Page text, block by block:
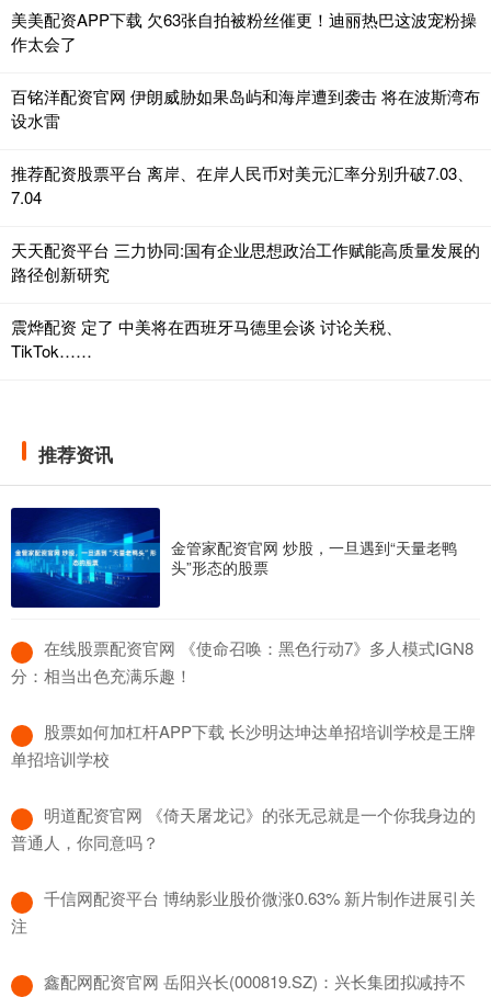
美美配资APP下载 欠63张自拍被粉丝催更！迪丽热巴这波宠粉操
作太会了
百铭洋配资官网 伊朗威胁如果岛屿和海岸遭到袭击 将在波斯湾布
设水雷
推荐配资股票平台 离岸、在岸人民币对美元汇率分别升破7.03、
7.04
天天配资平台 三力协同:国有企业思想政治工作赋能高质量发展的
路径创新研究
震烨配资 定了 中美将在西班牙马德里会谈 讨论关税、
TikTok……
推荐资讯
金管家配资官网 炒股，一旦遇到“天量老鸭
头”形态的股票
​在线股票配资官网 《使命召唤：黑色行动7》多人模式IGN8
分：相当出色充满乐趣！
​股票如何加杠杆APP下载 长沙明达坤达单招培训学校是王牌
单招培训学校
​明道配资官网 《倚天屠龙记》的张无忌就是一个你我身边的
普通人，你同意吗？
​千信网配资平台 博纳影业股价微涨0.63% 新片制作进展引关
注
​鑫配网配资官网 岳阳兴长(000819.SZ)：兴长集团拟减持不